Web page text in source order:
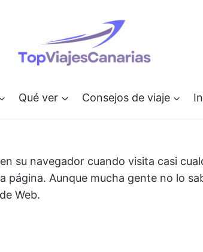
Qué ver Consejos de viaje
su navegador cuando visita casi
página. Aunque mucha gente no lo
Web.